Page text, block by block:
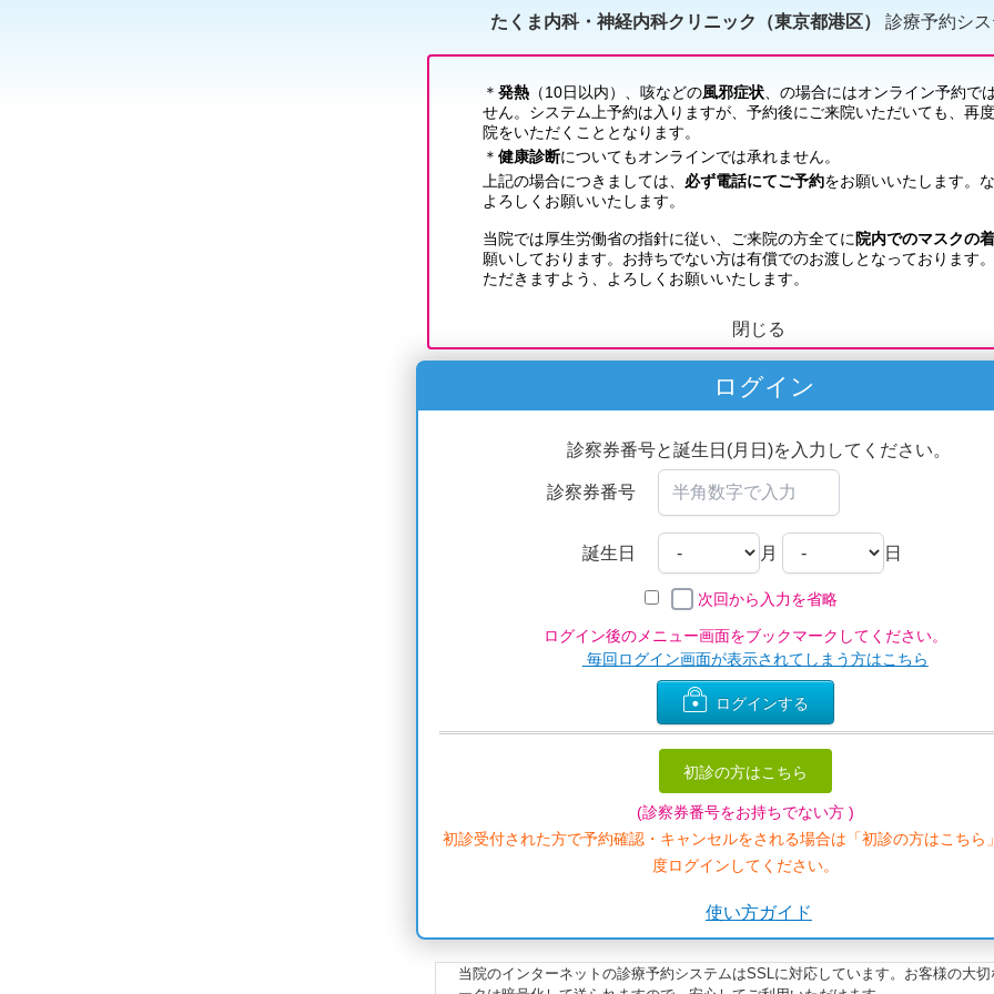
たくま内科・神経内科クリニック（東京都港区） 診療予約シ
閉じる
ログイン
診察券番号と誕生日(月日)を入力してください。
診察券番号
誕生日 月 日
次回から入力を省略
ログイン後のメニュー画面をブックマークしてください。
毎回ログイン画面が表示されてしまう方はこちら
ログインする
初診の方はこちら
(診察券番号をお持ちでない方 )
初診受付された方で予約確認・キャンセルをされる場合は「初診の方はこちら
度ログインしてください。
使い方ガイド
当院のインターネットの診療予約システムはSSLに対応しています。お客様の大切